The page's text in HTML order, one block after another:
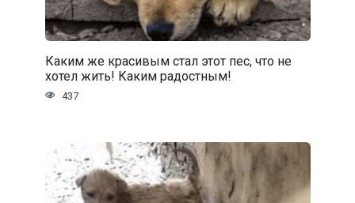
Каким же красивым стал этот пес, что не
хотел жить! Каким радостным!
437